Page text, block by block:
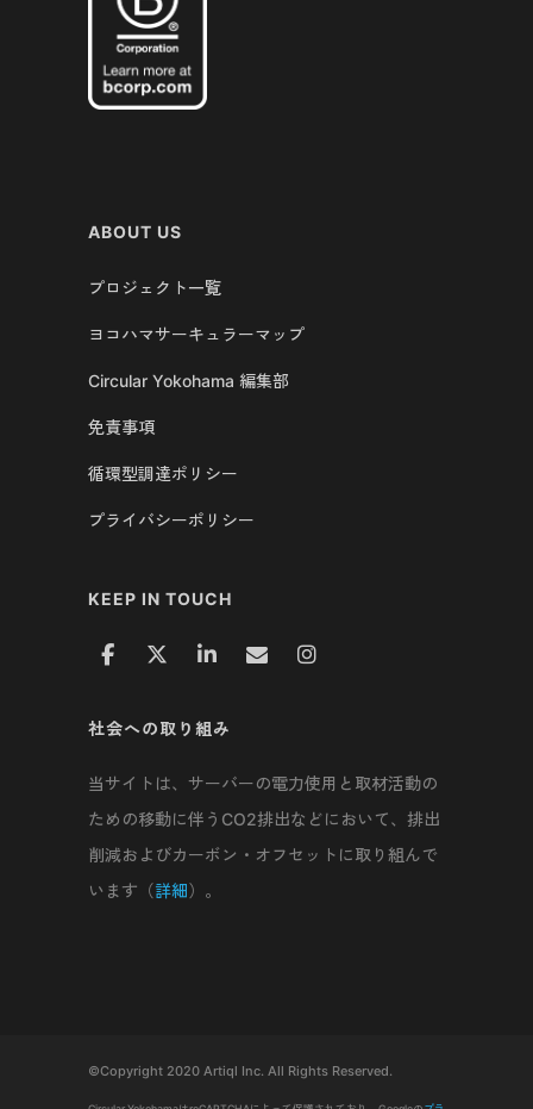
ABOUT US
プロジェクト一覧
ヨコハマサーキュラーマップ
Circular Yokohama 編集部
免責事項
循環型調達ポリシー
プライバシーポリシー
KEEP IN TOUCH
社会への取り組み
当サイトは、サーバーの電力使用と取材活動の
ための移動に伴うCO2排出などにおいて、排出
削減およびカーボン・オフセットに取り組んで
います（詳細）。
©Copyright 2020 Artiql Inc. All Rights Reserved.